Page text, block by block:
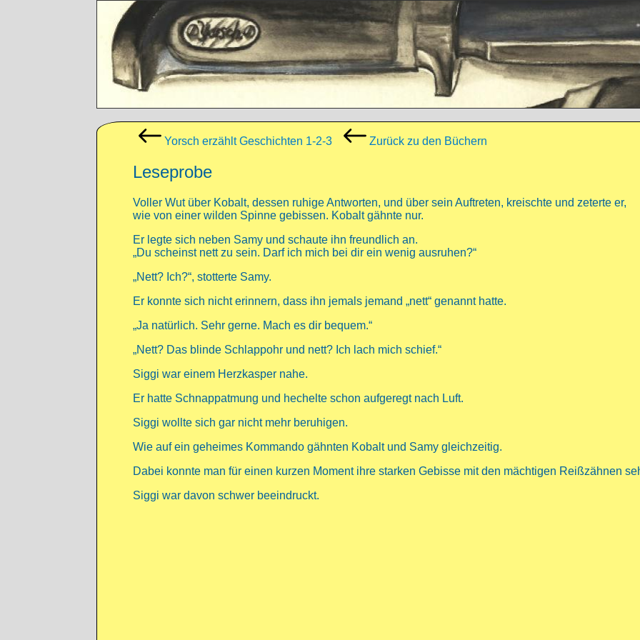
Yorsch erzählt Geschichten 1-2-3 Zurück zu den Büchern
Leseprobe
Voller Wut über Kobalt, dessen ruhige Antworten, und über sein Auftreten, kreischte und zeterte er,
wie von einer wilden Spinne gebissen. Kobalt gähnte nur.
Er legte sich neben Samy und schaute ihn freundlich an.
„Du scheinst nett zu sein. Darf ich mich bei dir ein wenig ausruhen?“
„Nett? Ich?“, stotterte Samy.
Er konnte sich nicht erinnern, dass ihn jemals jemand „nett“ genannt hatte.
„Ja natürlich. Sehr gerne. Mach es dir bequem.“
„Nett? Das blinde Schlappohr und nett? Ich lach mich schief.“
Siggi war einem Herzkasper nahe.
Er hatte Schnappatmung und hechelte schon aufgeregt nach Luft.
Siggi wollte sich gar nicht mehr beruhigen.
Wie auf ein geheimes Kommando gähnten Kobalt und Samy gleichzeitig.
Dabei konnte man für einen kurzen Moment ihre starken Gebisse mit den mächtigen Reißzähnen
Siggi war davon schwer beeindruckt.